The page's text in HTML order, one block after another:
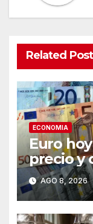
Related Post
ECONOMIA
Euro
precio y
este
2026
AGO 8, 2026